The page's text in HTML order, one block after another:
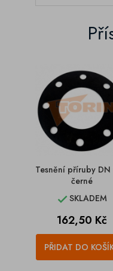
Tesnění příruby
černé
SKLADEM
Cena
162,50 Kč
PŘIDAT DO